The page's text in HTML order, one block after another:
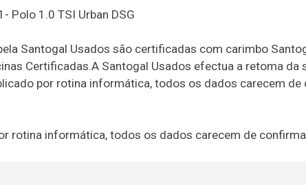
Polo 1.0 TSI Urban DSG
Santogal Usados são certificadas com carimbo
Certificadas.A Santogal Usados efectua a retoma da
por rotina informática, todos os dados carecem
rotina informática, todos os dados carecem de